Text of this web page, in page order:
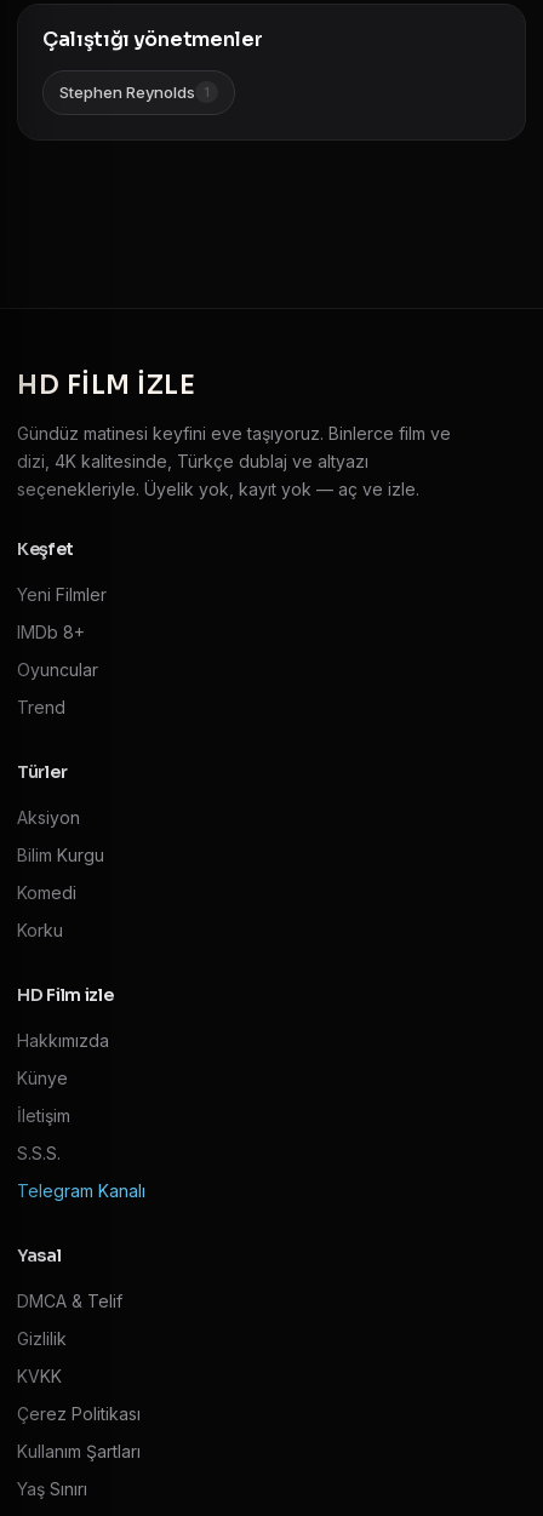
Çalıştığı yönetmenler
Stephen Reynolds 1
HD FILM IZLE
Gündüz matinesi keyfini eve taşıyoruz. Binlerce film ve
dizi, 4K kalitesinde, Türkçe dublaj ve altyazı
seçenekleriyle. Üyelik yok, kayıt yok — aç ve izle.
Keşfet
Yeni Filmler
IMDb 8+
Oyuncular
Trend
Türler
Aksiyon
Bilim Kurgu
Komedi
Korku
HD Film izle
Hakkımızda
Künye
İletişim
S.S.S.
Telegram Kanalı
Yasal
DMCA & Telif
Gizlilik
KVKK
Çerez Politikası
Kullanım Şartları
Yaş Sınırı